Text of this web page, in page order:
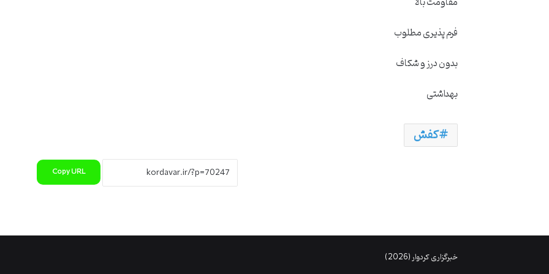
فرم پذیری مطلوب
بدون درز و شکاف
بهداشتی
کفش
Copy URL
خبرگزاری کردوار (2026)